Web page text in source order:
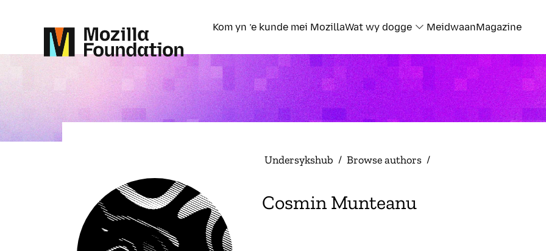
Kom yn ’e kunde mei MozillaWat wy dogge MeidwaanMagazine
Undersykshub / Browse authors /
Cosmin Munteanu